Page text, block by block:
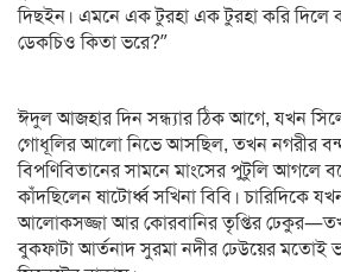
দিছইন। এমনে এক টুরহা এক টুরহা করি দিলে
ডেকচিও কিতা ভরে?”
ঈদুল আজহার দিন সন্ধ্যার ঠিক আগে, যখন
গোধূলির আলো নিভে আসছিল, তখন নগরীর
বিপণিবিতানের সামনে মাংসের পুটুলি আগলে
কাঁদছিলেন ষাটোর্ধ্ব সখিনা বিবি। চারিদিকে
আলোকসজ্জা আর কোরবানির তৃপ্তির
বুকফাটা আর্তনাদ সুরমা নদীর ঢেউয়ের মতোই